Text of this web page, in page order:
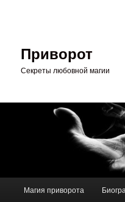
Приворот
Секреты любовной магии
Магия приворота